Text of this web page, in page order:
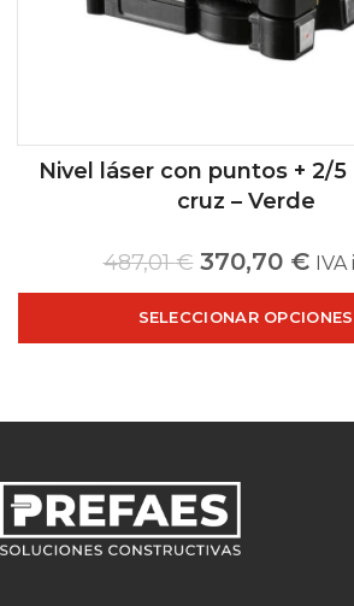
Nivel láser con puntos + 2/5
cruz – Verde
487,01€ 370,70 € IVA
SELECCIONAR OPCIONES